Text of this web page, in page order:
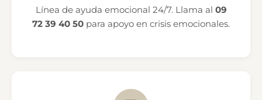
Línea de ayuda emocional 24/7. Llama al 09
72 39 40 50 para apoyo en crisis emocionales.